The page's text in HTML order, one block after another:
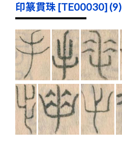
印篆貫珠 [TE00030] (9)